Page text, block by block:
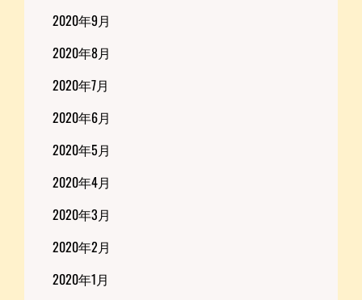
2020年9月
2020年8月
2020年7月
2020年6月
2020年5月
2020年4月
2020年3月
2020年2月
2020年1月